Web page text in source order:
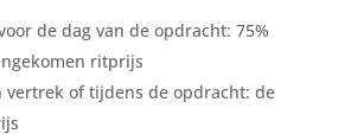
de dag van de opdracht: 75%
ritprijs
vertrek of tijdens de opdracht: de